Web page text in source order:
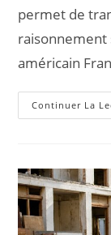
permet de
raisonnement
américain
Continuer La